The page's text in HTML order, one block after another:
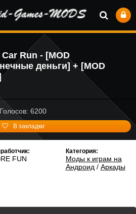
Car Run - [MOD
деньги] + [MOD
Голосов: 6200
В закладки
FUN
Категория:
Моды к играм на
Андроид / Аркады